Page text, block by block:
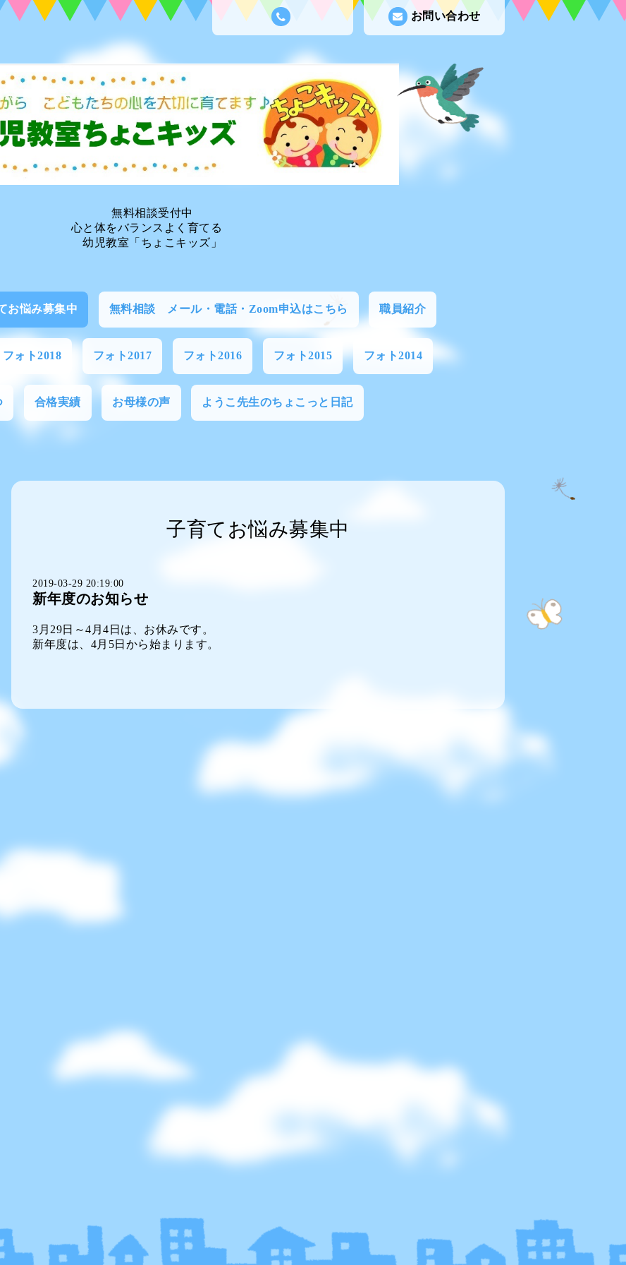
お問い合わせ
無料相談受付中
心と体をバランスよく育てる
幼児教室「ちょこキッズ」
お悩み募集中 無料相談 メール・電話・Zoom申込はこちら 職員紹介
フォト2018 フォト2017 フォト2016 フォト2015 フォト2014
合格実績 お母様の声 ようこ先生のちょこっと日記
子育てお悩み募集中
2019-03-29 20:19:00
新年度のお知らせ
3月29日～4月4日は、お休みです。
新年度は、4月5日から始まります。